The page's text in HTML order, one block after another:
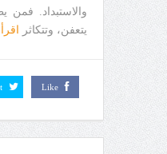
والاستبداد.
يتعفن، وتتكاثر
Like